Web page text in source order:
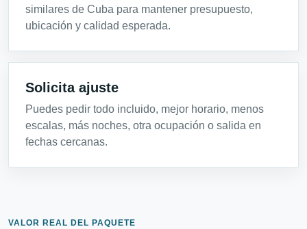
similares de Cuba para mantener presupuesto,
ubicación y calidad esperada.
Solicita ajuste
Puedes pedir todo incluido, mejor horario, menos
escalas, más noches, otra ocupación o salida en
fechas cercanas.
VALOR REAL DEL PAQUETE